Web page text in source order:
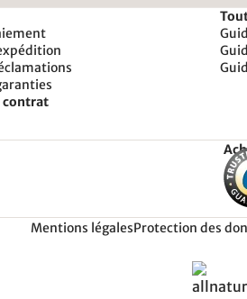
contrat
Mentions légalesProtection des